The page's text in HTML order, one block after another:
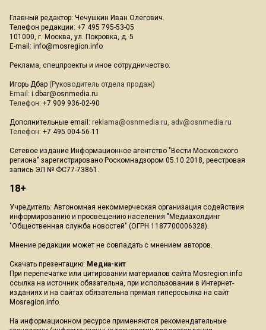
Главный редактор: Чечушкин Иван Олегович.
Телефон редакции: +7 495 795-53-05
101000, г. Москва, ул. Покровка, д. 5
E-mail: info@mosregion.info
Реклама, спецпроекты и иное сотрудничество:
Игорь Дбар (Руководитель отдела продаж)
Email: i.dbar@osnmedia.ru
Телефон: +7 909 936-02-90
Дополнительные email: reklama@osnmedia.ru, adv@osnmedia.ru
Телефон: +7 495 004-56-11
Сетевое издание Информационное агентство "Вести Московского
региона" зарегистрировано Роскомнадзором 05.10.2018, реестровая
запись ЭЛ № ФС77-73861.
18+
Учредитель: Автономная некоммерческая организация содействия
информированию и просвещению населения "Медиахолдинг
"Общественная служба новостей" (ОГРН 1187700006328).
Мнение редакции может не совпадать с мнением авторов.
Скачать презентацию: Медиа-кит
При перепечатке или цитировании материалов сайта Mosregion.info
ссылка на источник обязательна, при использовании в Интернет-
изданиях и на сайтах обязательна прямая гиперссылка на сайт
Mosregion.info.
На информационном ресурсе применяются рекомендательные